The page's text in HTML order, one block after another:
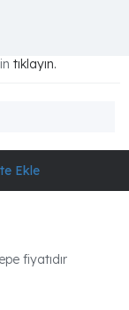
tıklayın.
fiyatıdır